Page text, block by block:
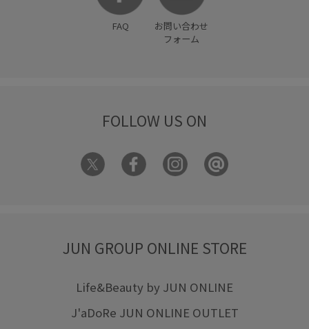
FAQ
お問い合わせ
フォーム
FOLLOW US ON
JUN GROUP ONLINE STORE
Life&Beauty by JUN ONLINE
J'aDoRe JUN ONLINE OUTLET